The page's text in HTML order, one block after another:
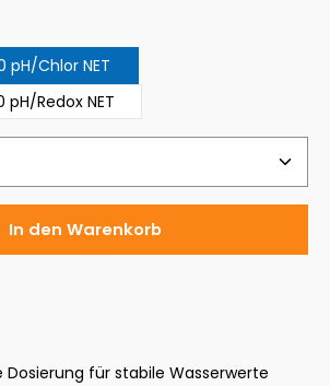
pH/Chlor NET
pH/Redox NET
Gib den gewünschten Wert
In den Warenkorb
Dosierung für stabile Wasserwerte